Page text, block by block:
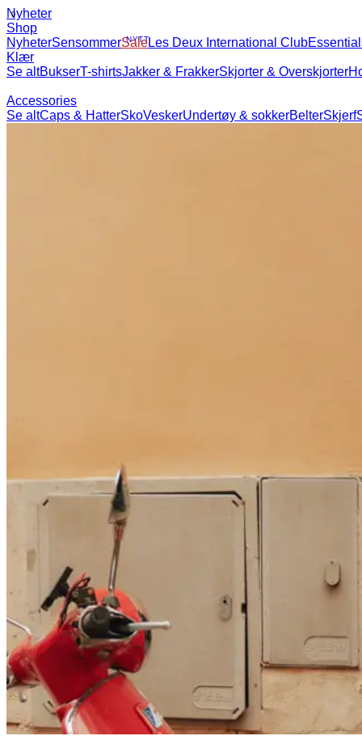
Nyheter
Shop
NyheterSensommerNYTTSaleLes Deux International Club
Klær
Se alt BukserT-shirtsJakker & FrakkerSkjorter & Overskjorter
Accessories
Se alt Caps & HatterSkoVeskerUndertøy & sokkerBelterSkjerfSlips